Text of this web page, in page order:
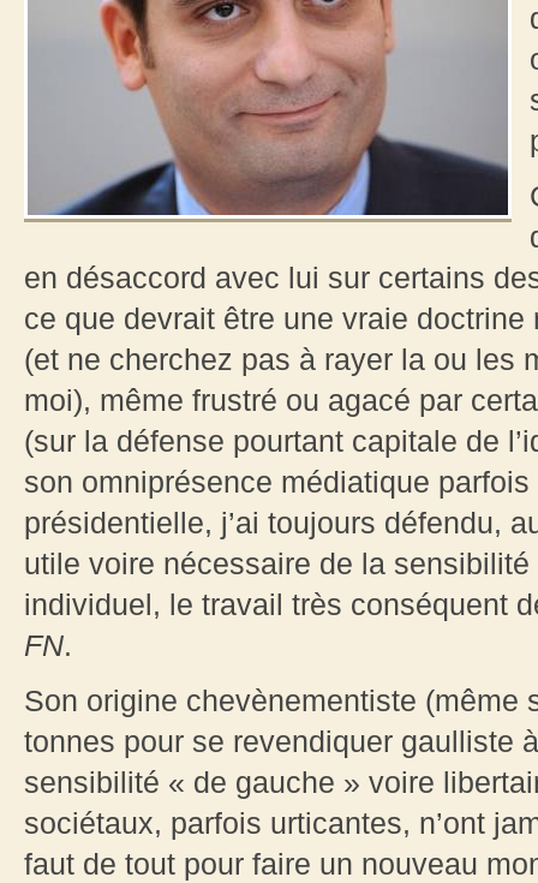
en désaccord avec lui sur certains
ce que devrait être une vraie
(et ne cherchez pas à rayer la ou les
moi), même frustré ou agacé par
(sur la défense pourtant capitale de
son omniprésence médiatique
présidentielle, j’ai toujours défendu,
utile voire nécessaire de la
individuel, le travail très conséquent
FN.
Son origine chevènementiste (même
tonnes pour se revendiquer gaulliste
sensibilité « de gauche » voire
sociétaux, parfois urticantes, n’ont
faut de tout pour faire un nouveau